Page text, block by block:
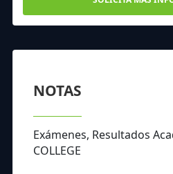
NOTAS
Exámenes, Resultados
COLLEGE